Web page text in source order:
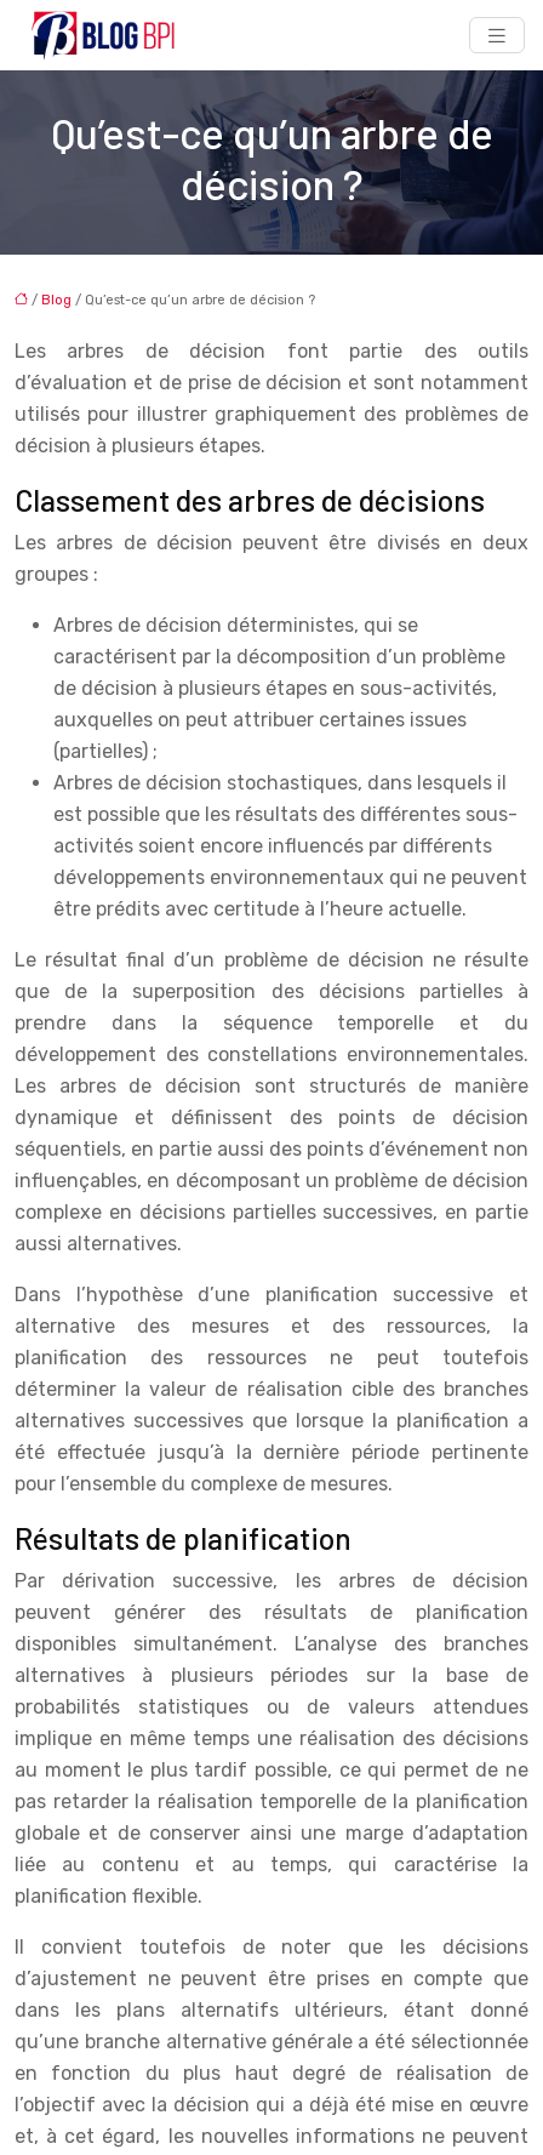
Qu’est-ce qu’un arbre de
décision ?
/ Blog / Qu’est-ce qu’un arbre de décision ?
Les arbres de décision font partie des outils
d’évaluation et de prise de décision et sont notamment
utilisés pour illustrer graphiquement des problèmes de
décision à plusieurs étapes.
Classement des arbres de décisions
Les arbres de décision peuvent être divisés en deux
groupes :
Arbres de décision déterministes, qui se
caractérisent par la décomposition d’un problème
de décision à plusieurs étapes en sous-activités,
auxquelles on peut attribuer certaines issues
(partielles) ;
Arbres de décision stochastiques, dans lesquels il
est possible que les résultats des différentes sous-
activités soient encore influencés par différents
développements environnementaux qui ne peuvent
être prédits avec certitude à l’heure actuelle.
Le résultat final d’un problème de décision ne résulte
que de la superposition des décisions partielles à
prendre dans la séquence temporelle et du
développement des constellations environnementales.
Les arbres de décision sont structurés de manière
dynamique et définissent des points de décision
séquentiels, en partie aussi des points d’événement non
influençables, en décomposant un problème de décision
complexe en décisions partielles successives, en partie
aussi alternatives.
Dans l’hypothèse d’une planification successive et
alternative des mesures et des ressources, la
planification des ressources ne peut toutefois
déterminer la valeur de réalisation cible des branches
alternatives successives que lorsque la planification a
été effectuée jusqu’à la dernière période pertinente
pour l’ensemble du complexe de mesures.
Résultats de planification
Par dérivation successive, les arbres de décision
peuvent générer des résultats de planification
disponibles simultanément. L’analyse des branches
alternatives à plusieurs périodes sur la base de
probabilités statistiques ou de valeurs attendues
implique en même temps une réalisation des décisions
au moment le plus tardif possible, ce qui permet de ne
pas retarder la réalisation temporelle de la planification
globale et de conserver ainsi une marge d’adaptation
liée au contenu et au temps, qui caractérise la
planification flexible.
Il convient toutefois de noter que les décisions
d’ajustement ne peuvent être prises en compte que
dans les plans alternatifs ultérieurs, étant donné
qu’une branche alternative générale a été sélectionnée
en fonction du plus haut degré de réalisation de
l’objectif avec la décision qui a déjà été mise en œuvre
et, à cet égard, les nouvelles informations ne peuvent